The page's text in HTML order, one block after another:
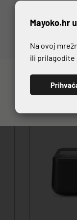
-10%
Mayoko.hr
Na ovoj
ili prilagodite